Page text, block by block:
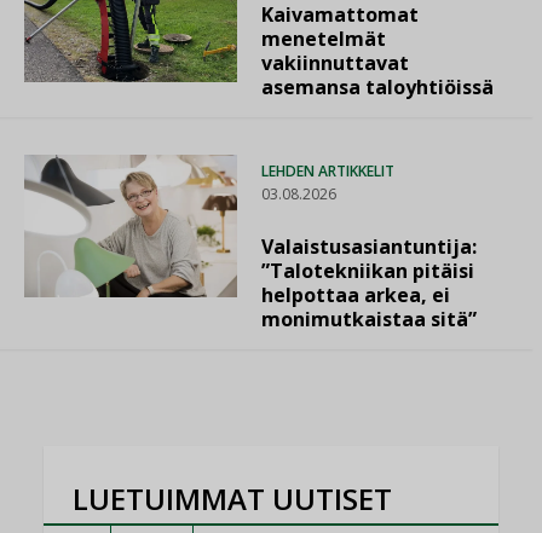
Kaivamattomat
menetelmät
vakiinnuttavat
asemansa taloyhtiöissä
LEHDEN ARTIKKELIT
03.08.2026
Valaistusasiantuntija:
”Talotekniikan pitäisi
helpottaa arkea, ei
monimutkaistaa sitä”
LUETUIMMAT UUTISET